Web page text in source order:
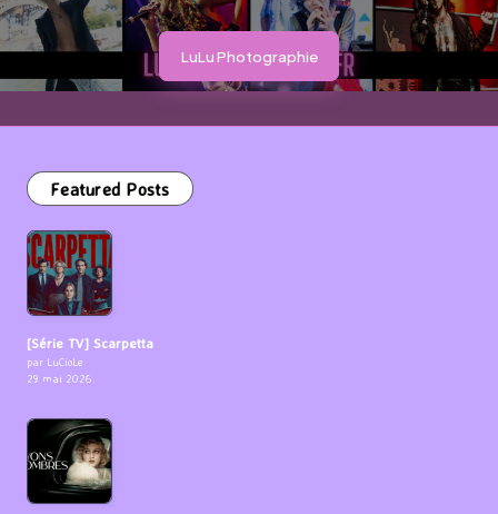
LuLu Photographie
Featured Posts
[Série TV] Scarpetta
par LuCioLe
29 mai 2026